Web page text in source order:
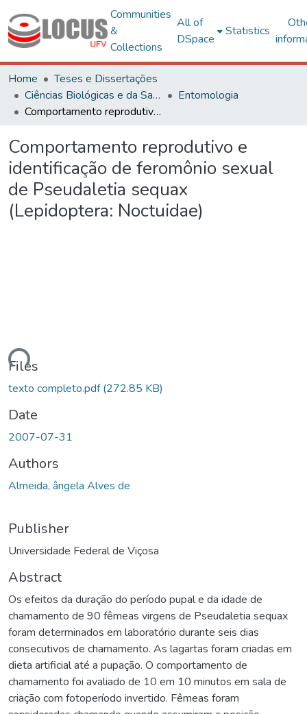
Communities
&
Collections
All of
DSpace
Statistics
Home
Teses e Dissertações
Ciências Biológicas e da Saúde
Entomologia
Comportamento reprodutivo e identificação de feromônio sexual de Pseudaletia sequax (Lepidoptera: Noctuidae)
Comportamento reprodutivo e
identificação de feromônio sexual
de Pseudaletia sequax
(Lepidoptera: Noctuidae)
Loading...
Files
texto completo.pdf(272.85 KB)
Date
2007-07-31
Authors
Almeida, ângela Alves de
Publisher
Universidade Federal de Viçosa
Abstract
Os efeitos da duração do período pupal e da idade de
chamamento de 90 fêmeas virgens de Pseudaletia sequax
foram determinados em laboratório durante seis dias
consecutivos de chamamento. As lagartas foram criadas em
dieta artificial até a pupação. O comportamento de
chamamento foi avaliado de 10 em 10 minutos em sala de
criação com fotoperíodo invertido. Fêmeas foram